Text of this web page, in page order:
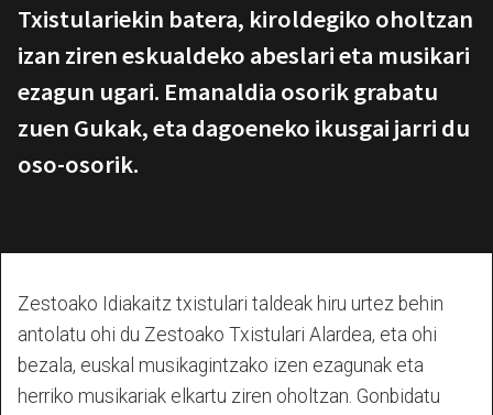
Txistulariekin batera, kiroldegiko oholtzan
izan ziren eskualdeko abeslari eta musikari
ezagun ugari. Emanaldia osorik grabatu
zuen Gukak, eta dagoeneko ikusgai jarri du
oso-osorik.
Zestoako Idiakaitz txistulari taldeak hiru urtez behin
antolatu ohi du Zestoako Txistulari Alardea, eta ohi
bezala, euskal musikagintzako izen ezagunak eta
herriko musikariak elkartu ziren oholtzan. Gonbidatu